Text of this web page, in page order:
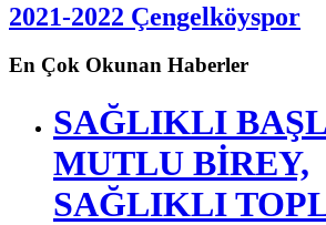
2021-2022 Çengelköyspor
En Çok Okunan Haberler
SAĞLIKLI
MUTLU BİREY,
SAĞLIKLI